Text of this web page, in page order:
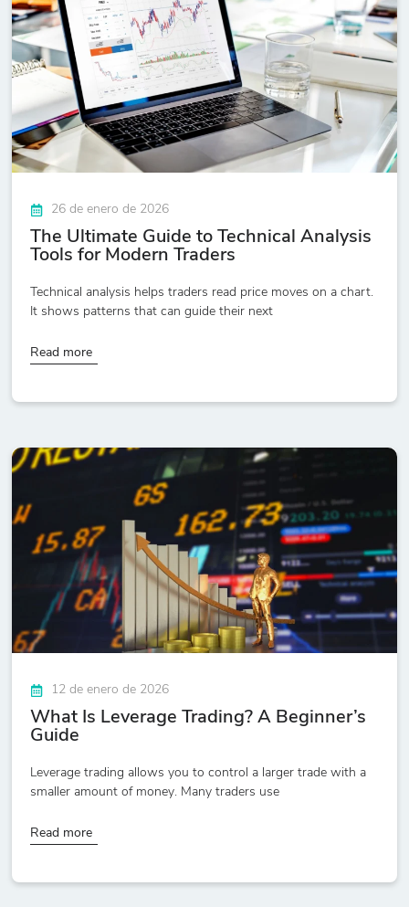
26 de enero de 2026
The Ultimate Guide to Technical Analysis
Tools for Modern Traders
Technical analysis helps traders read price moves on a chart.
It shows patterns that can guide their next
Read more
12 de enero de 2026
What Is Leverage Trading? A Beginner’s
Guide
Leverage trading allows you to control a larger trade with a
smaller amount of money. Many traders use
Read more